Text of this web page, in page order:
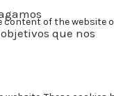
que nos